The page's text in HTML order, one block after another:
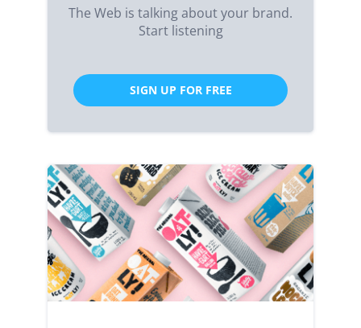
The Web is talking about your brand.
Start listening
SIGN UP FOR FREE